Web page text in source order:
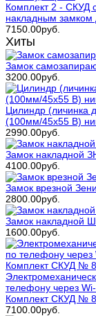
Комплект 2 - СКУД
накладным замком
7150.00руб.
Хиты
Замок
3200.00руб.
Цилиндр (личинка
(100мм/45х55 В)
2990.00руб.
Замок накладной
4100.00руб.
Замок врезной
2800.00руб.
Замок накладной
1600.00руб.
телефону через
Комплект СКУД №
7100.00руб.